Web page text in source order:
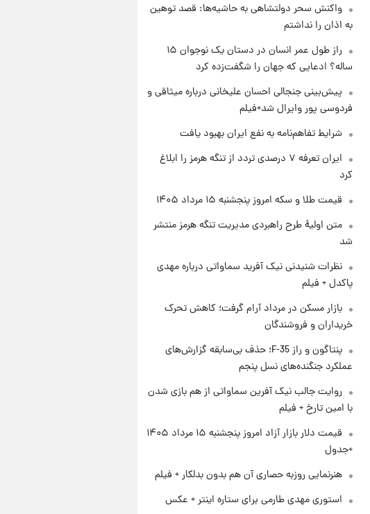
چهارشنبه ۱۴ مرداد + جدول
۱ روز پیش
تولید سایپا؛ نام خودرو، مبلغ پیش
پرداخت و زمان تحویل | سود
مشارکت چند درصد است؟
واکنش سحر دولتشاهی به حاشیه‌ها: قصد توهین
به اذان را نداشتم
راز طول عمر انسان در دستان یک نوجوان ۱۵
ساله؟ ادعایی که جهان را شگفت‌زده کرد
پیش‌بینی جنجالی احسان علیخانی درباره میثاقی و
فردوسی پور وایرال شد+فیلم
شرایط تفاهم‌نامه به نفع ایران بهبود یافت
ایران تعرفه ۷ درصدی تردد از تنگه هرمز را ابلاغ
کرد
قیمت طلا و سکه امروز پنجشنبه ۱۵ مرداد ۱۴۰۵
متن اولیۀ طرح راهبردی مدیریت تنگه هرمز منتشر
شد
نظرات شنیدنی نیک آفرید سماواتی درباره مهدی
پاکدل + فیلم
بازار مسکن در مرداد آرام گرفت؛ کاهش تحرک
خریداران و فروشندگان
پنتاگون و راز F-35؛ حذف بی‌سابقه گزارش‌های
عملکرد جنگنده‌های نسل پنجم
روایت جالب نیک آفرین سماواتی از هم بازی شدن
با امین تارخ + فیلم
قیمت دلار بازار آزاد امروز پنجشنبه ۱۵ مرداد ۱۴۰۵
+جدول
هنرنمایی روزبه حصاری آن هم بدون بدلکار + فیلم
استوری مهدی طارمی برای ستاره اینتر + عکس